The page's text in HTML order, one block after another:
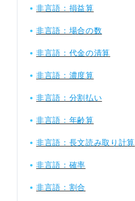
非言語：損益算
非言語：場合の数
非言語：代金の清算
非言語：濃度算
非言語：分割払い
非言語：年齢算
非言語：長文読み取り計算
非言語：確率
非言語：割合